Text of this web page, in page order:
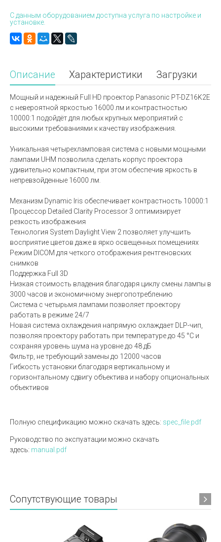
С данным оборудованием доступна услуга по настройке и
установке.
Описание Характеристики Загрузки
Мощный и надежный Full HD проектор Panasonic PT-DZ16K2E
с невероятной яркостью 16000 лм и контрастностью
10000:1 подойдёт для любых крупных мероприятий с
высокими требованиями к качеству изображения.
Уникальная четырехламповая система с новыми мощными
лампами UHM позволила сделать корпус проектора
удивительно компактным, при этом обеспечив яркость в
непревзойденные 16000 лм.
Механизм Dynamic Iris обеспечивает контрастность 10000:1
Процессор Detailed Clarity Processor 3 оптимизирует
резкость изображения
Технология System Daylight View 2 позволяет улучшить
восприятие цветов даже в ярко освещенных помещениях
Режим DICOM для четкого отображения рентгеновских
снимков
Поддержка Full 3D
Низкая стоимость владения благодаря циклу смены лампы в
3000 часов и экономичному энергопотреблению
Система с четырьмя лампами позволяет проектору
работать в режиме 24/7
Новая система охлаждения напрямую охлаждает DLP-чип,
позволяя проектору работать при температуре до 45 °C и
сохраняя уровень шума на уровне до 48 дБ
Фильтр, не требующий замены до 12000 часов
Гибкость установки благодаря вертикальному и
горизонтальному сдвигу объектива и набору опциональных
объективов
Полную спецификацию можно скачать здесь: spec_file.pdf
Руководство по экспуатации можно скачать
здесь: manual.pdf
Сопутствующие товары